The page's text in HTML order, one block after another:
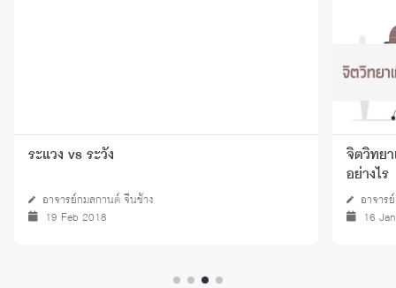
จิตวิทยาเกี่ยวข้องกับการทำงานในองค์การ
อาจารย์ ดร.กฤษณ์ อริยะพุทธิพงศ์